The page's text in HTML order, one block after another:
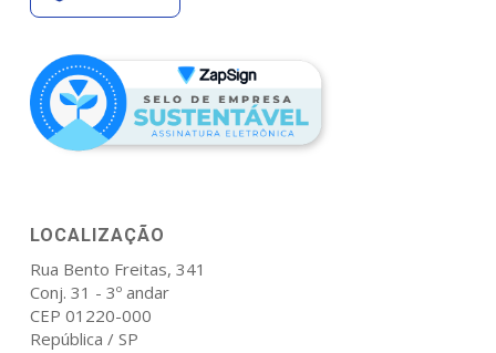
LOCALIZAÇÃO
Rua Bento Freitas, 341
Conj. 31 - 3º andar
CEP 01220-000
República / SP